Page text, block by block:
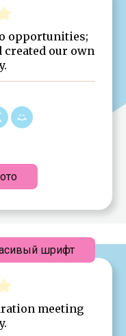
opportunities;
our own
meeting
шрифт